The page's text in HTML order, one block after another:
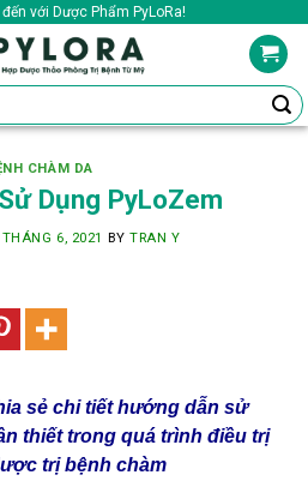
với Dược Phẩm PyLoRa!
CHÀM DA
Dụng PyLoZem
6, 2021 BYTRAN Y
sẻ chi tiết hướng dẫn sử
thiết trong quá trình điều trị
trị bệnh chàm